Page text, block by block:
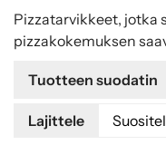
Pizzatarvikkeet, jotka
pizzakokemuksen
Tuotteen suodatin
Lajittele